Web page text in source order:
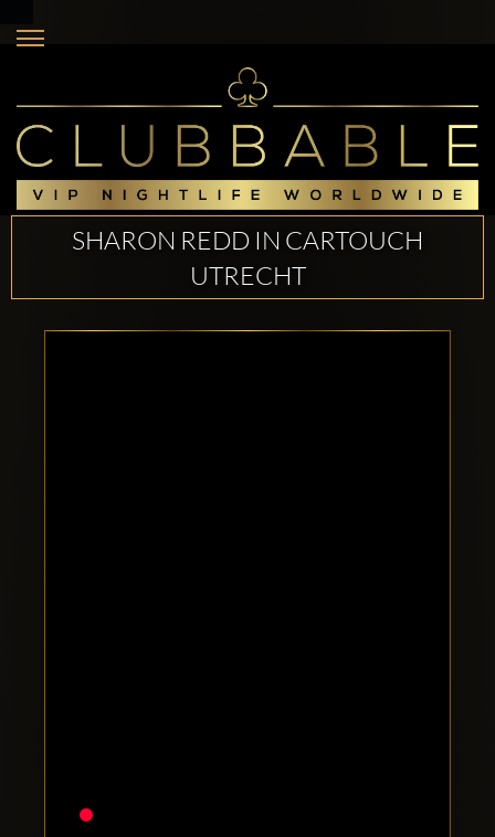
SHARON REDD IN CARTOUCH
UTRECHT